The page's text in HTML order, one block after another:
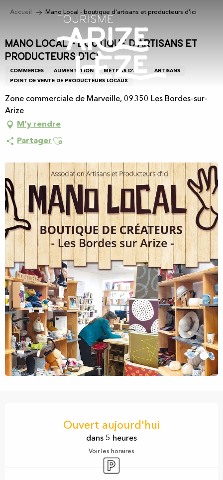
principal
Accueil Mano Local - boutique d'artisans et producteurs d'ici
Mano Local - boutique d'artisans et
producteurs d'ici
COMMERCES ALIMENTATION MÉTIERS D’ART
ARTISANS
POINT DE VENTE DE PRODUCTEURS LOCAUX
Zone commerciale de Marveille, 09350 Les Bordes-sur-
Arize
M'y rendre
Partager Ajouter aux favoris
Ouvert aujourd'hui
dans 5 heures
Voir les horaires
Parking